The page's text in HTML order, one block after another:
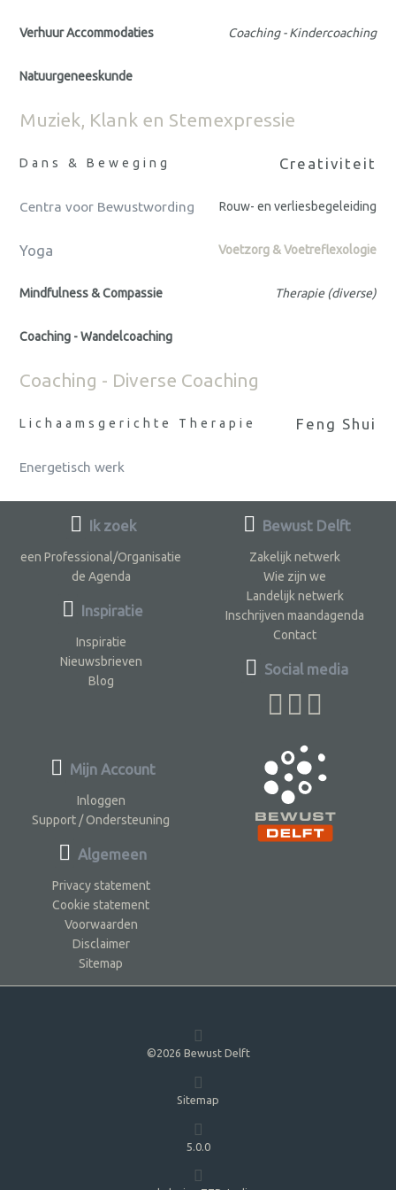
Verhuur Accommodaties Coaching - Kindercoaching
Natuurgeneeskunde
Muziek, Klank en Stemexpressie
Dans & Beweging Creativiteit
Centra voor Bewustwording Rouw- en verliesbegeleiding
Yoga Voetzorg & Voetreflexologie
Mindfulness & Compassie Therapie (diverse)
Coaching - Wandelcoaching
Coaching - Diverse Coaching
Lichaamsgerichte Therapie Feng Shui
Energetisch werk
Ik zoek
een Professional/Organisatie
de Agenda
Inspiratie
Inspiratie
Nieuwsbrieven
Blog
Bewust Delft
Zakelijk netwerk
Wie zijn we
Landelijk netwerk
Inschrijven maandagenda
Contact
Social media
Mijn Account
Inloggen
Support / Ondersteuning
Algemeen
Privacy statement
Cookie statement
Voorwaarden
Disclaimer
Sitemap
©2026 Bewust Delft
Sitemap
5.0.0